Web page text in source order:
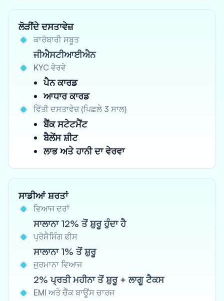
ਲੋੜੀਂਦੇ ਦਸਤਾਵੇਜ਼
ਕਾਰੋਬਾਰੀ ਸਬੂਤ
ਜੀਐਸਟੀਆਈਐਨ
KYC ਵੇਰਵੇ
ਪੈਨ ਕਾਰਡ
ਆਧਾਰ ਕਾਰਡ
ਵਿੱਤੀ ਦਸਤਾਵੇਜ਼ (ਪਿਛਲੇ 3 ਸਾਲ)
ਬੈਂਕ ਸਟੇਟਮੈਂਟ
ਬੈਲੇਂਸ ਸ਼ੀਟ
ਲਾਭ ਅਤੇ ਹਾਨੀ ਦਾ ਵੇਰਵਾ
ਸਾਡੀਆਂ ਸ਼ਰਤਾਂ
ਵਿਆਜ ਦਰਾਂ
ਸਾਲਾਨਾ 12% ਤੋਂ ਸ਼ੁਰੂ ਹੁੰਦਾ ਹੈ
ਪ੍ਰੋਸੈਸਿੰਗ ਫੀਸ
ਸਾਲਾਨਾ 1% ਤੋਂ ਸ਼ੁਰੂ
ਜੁਰਮਾਨਾ ਵਿਆਜ
2% ਪ੍ਰਤੀ ਮਹੀਨਾ ਤੋਂ ਸ਼ੁਰੂ + ਲਾਗੂ ਟੈਕਸ
EMI ਅਤੇ ਚੈੱਕ ਬਾਊਂਸ ਚਾਰਜ